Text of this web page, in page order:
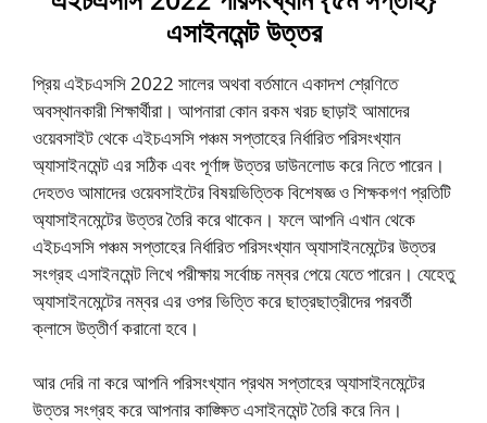
এসাইনমেন্ট উত্তর
প্রিয় এইচএসসি 2022 সালের অথবা বর্তমানে একাদশ শ্রেণিতে
অবস্থানকারী শিক্ষার্থীরা। আপনারা কোন রকম খরচ ছাড়াই আমাদের
ওয়েবসাইট থেকে এইচএসসি পঞ্চম সপ্তাহের নির্ধারিত পরিসংখ্যান
অ্যাসাইনমেন্ট এর সঠিক এবং পূর্ণাঙ্গ উত্তর ডাউনলোড করে নিতে পারেন।
দেহতও আমাদের ওয়েবসাইটের বিষয়ভিত্তিক বিশেষজ্ঞ ও শিক্ষকগণ প্রতিটি
অ্যাসাইনমেন্টের উত্তর তৈরি করে থাকেন। ফলে আপনি এখান থেকে
এইচএসসি পঞ্চম সপ্তাহের নির্ধারিত পরিসংখ্যান অ্যাসাইনমেন্টের উত্তর
সংগ্রহ এসাইনমেন্ট লিখে পরীক্ষায় সর্বোচ্চ নম্বর পেয়ে যেতে পারেন। যেহেতু
অ্যাসাইনমেন্টের নম্বর এর ওপর ভিত্তি করে ছাত্রছাত্রীদের পরবর্তী
ক্লাসে উত্তীর্ণ করানো হবে।
আর দেরি না করে আপনি পরিসংখ্যান প্রথম সপ্তাহের অ্যাসাইনমেন্টের
উত্তর সংগ্রহ করে আপনার কাঙ্ক্ষিত এসাইনমেন্ট তৈরি করে নিন।